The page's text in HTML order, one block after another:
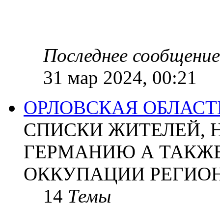
Последнее сообщение
31 мар 2024, 00:21
ОРЛОВСКАЯ
СПИСКИ ЖИТЕЛЕЙ,
ГЕРМАНИЮ А
ОККУПАЦИИ
14 Темы